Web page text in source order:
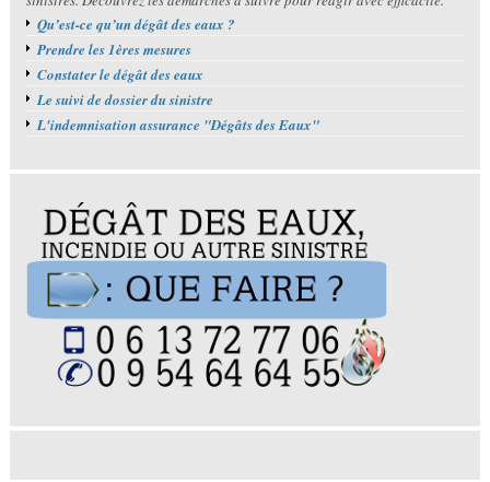
Qu’est-ce qu’un dégât des eaux ?
Prendre les 1ères mesures
Constater le dégât des eaux
Le suivi de dossier du sinistre
L'indemnisation assurance "Dégâts des Eaux"